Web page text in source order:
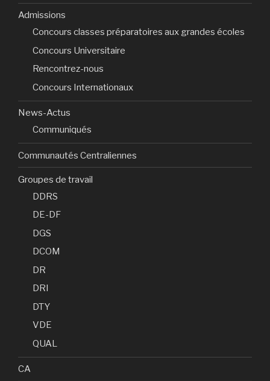
Admissions
Concours classes préparatoires aux grandes écoles
Concours Universitaire
Rencontrez-nous
Concours Internationaux
News-Actus
Communiqués
Communautés Centraliennes
Groupes de travail
DDRS
DE-DF
DGS
DCOM
DR
DRI
DTY
VDE
QUAL
CA